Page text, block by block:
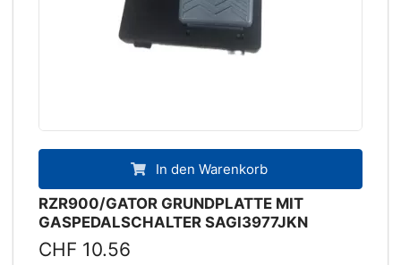
In den Warenkorb
RZR900/GATOR GRUNDPLATTE MIT
GASPEDALSCHALTER SAGI3977JKN
CHF 10.56